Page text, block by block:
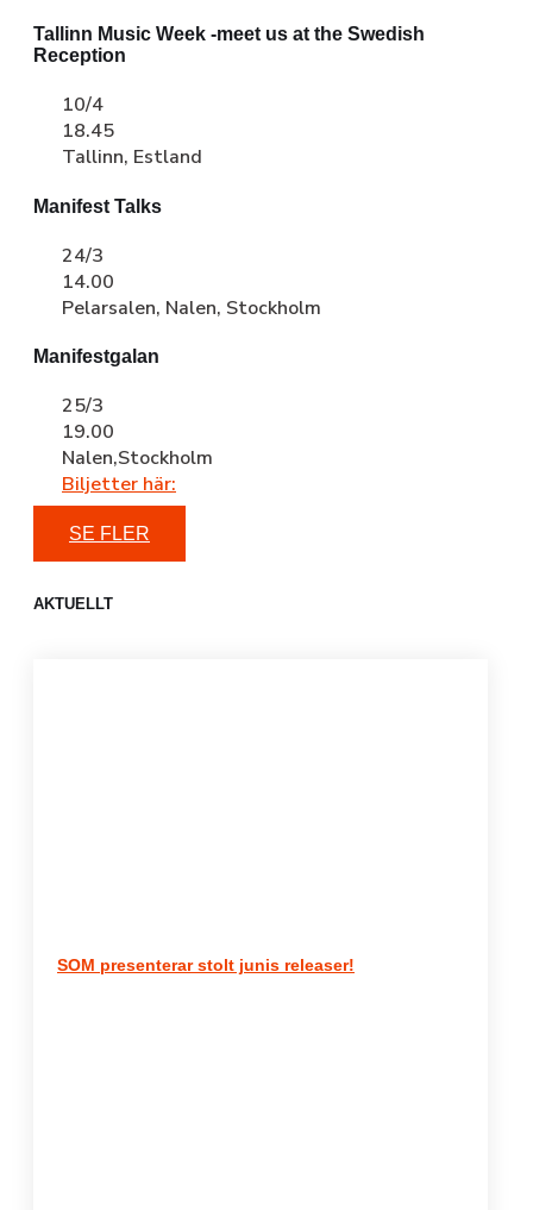
Tallinn Music Week -meet us at the Swedish
Reception
10/4
18.45
Tallinn, Estland
Manifest Talks
24/3
14.00
Pelarsalen, Nalen, Stockholm
Manifestgalan
25/3
19.00
Nalen,Stockholm
Biljetter här:
SE FLER
AKTUELLT
SOM presenterar stolt junis releaser!